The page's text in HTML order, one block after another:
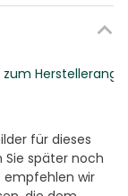
für dieses
Sie später noch
empfehlen wir